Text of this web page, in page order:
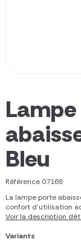
Bleu
Référence 07168
La lampe porte
confort d’utilisation
Voir la description
Variants